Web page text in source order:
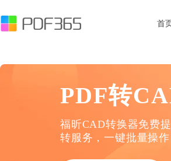
首
PDF转
福昕CAD转换器免费
转服务，一键批量操